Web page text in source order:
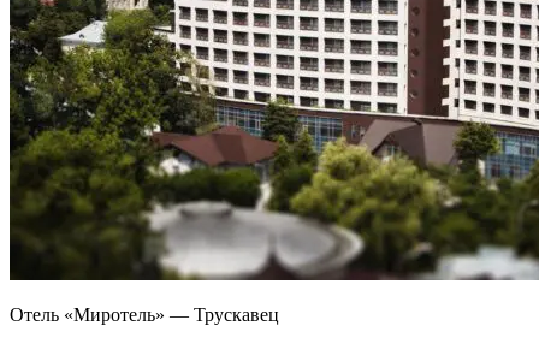
Отель «Миротель» — Трускавец